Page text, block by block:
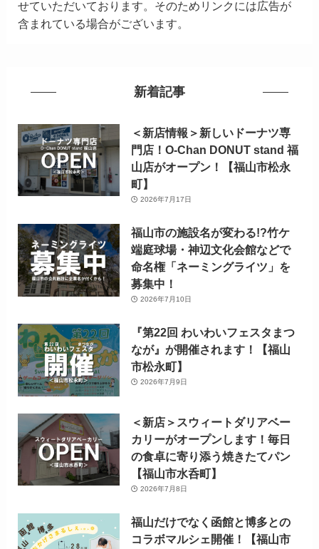
せていただいております。そのためリンクには広告が
含まれている場合がございます。
新着記事
＜新店情報＞新しいドーナツ専
門店！O-Chan DONUT stand 福
山店がオープン！【福山市松永
町】
2026年7月17日
福山市の施設名が変わる!?竹ケ
端庭球場・神辺文化会館などで
命名権「ネーミングライツ」を
募集中！
2026年7月10日
『第22回 わいわいフェスタまつ
なが』が開催されます！【福山
市松永町】
2026年7月9日
＜新店＞スウィートダリアベー
カリーがオープンします！毎日
の食卓に寄り添う焼きたてパン
【福山市水呑町】
2026年7月8日
福山だけでなく函館と博多との
コラボマルシェ開催！【福山市